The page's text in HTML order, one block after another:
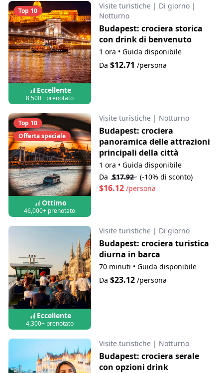
Top 10
Eccellente
8,500+ prenotato
Visite turistiche | Di giorno |
Notturno
Budapest: crociera storica
con drink di benvenuto
1 ora • Guida disponibile
Da $12.71 /persona
Top 10
Offerta speciale
Ottimo
46,000+ prenotato
Visite turistiche | Notturno
Budapest: crociera
panoramica delle attrazioni
principali della città
1 ora • Guida disponibile
Da $17.92 (-10% di sconto)
$16.12/persona
Eccellente
4,300+ prenotato
Visite turistiche | Di giorno
Budapest: crociera turistica
diurna in barca
70 minuti • Guida disponibile
Da $23.12/persona
Visite turistiche | Notturno
Budapest: crociera serale
con opzioni drink